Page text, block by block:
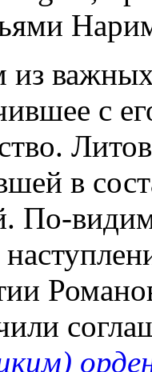
важных
с
в
По-